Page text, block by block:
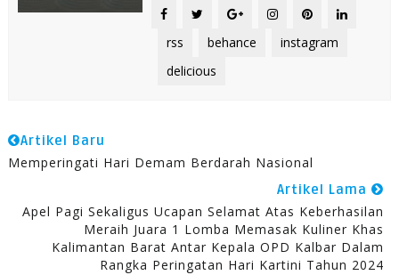
rss behance
instagram
delicious
Artikel Baru
Memperingati Hari Demam Berdarah Nasional
Artikel Lama
Apel Pagi Sekaligus Ucapan Selamat Atas Keberhasilan
Meraih Juara 1 Lomba Memasak Kuliner Khas
Kalimantan Barat Antar Kepala OPD Kalbar Dalam
Rangka Peringatan Hari Kartini Tahun 2024